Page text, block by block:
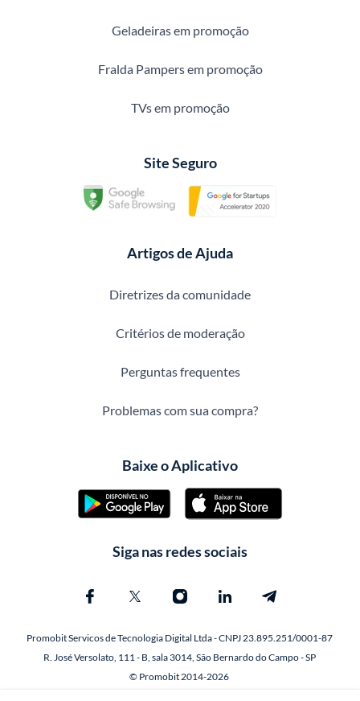
Geladeiras em promoção
Fralda Pampers em promoção
TVs em promoção
Site Seguro
Artigos de Ajuda
Diretrizes da comunidade
Critérios de moderação
Perguntas frequentes
Problemas com sua compra?
Baixe o Aplicativo
Siga nas redes sociais
Promobit Servicos de Tecnologia Digital Ltda - CNPJ 23.895.251/0001-87
R. José Versolato, 111 - B, sala 3014, São Bernardo do Campo - SP
© Promobit 2014-2026